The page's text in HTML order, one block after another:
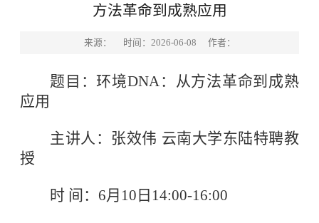
方法革命到成熟应用
来源： 时间：2026-06-08 作者：
题目：环境DNA：从方法革命到成熟
应用
主讲人：张效伟 云南大学东陆特聘教
授
时 间：6月10日14:00-16:00